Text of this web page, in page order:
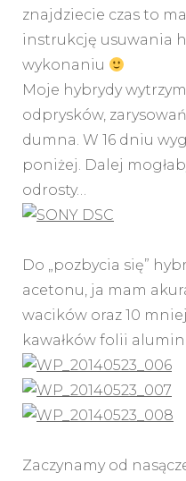
znajdziecie czas to
instrukcję usuwania
wykonaniu
Moje hybrydy
odprysków,
dumna. W 16 dniu
poniżej. Dalej
odrosty…
Do „pozbycia się”
acetonu, ja mam
wacików oraz 10
kawałków folii
Zaczynamy od